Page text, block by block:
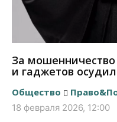
За
и гаджетов
Общество
18 февраля 2026, 12:00